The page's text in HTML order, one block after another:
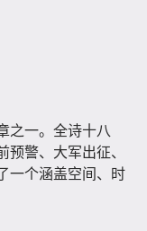
之一。全诗十八
预警、大军出征、
一个涵盖空间、时